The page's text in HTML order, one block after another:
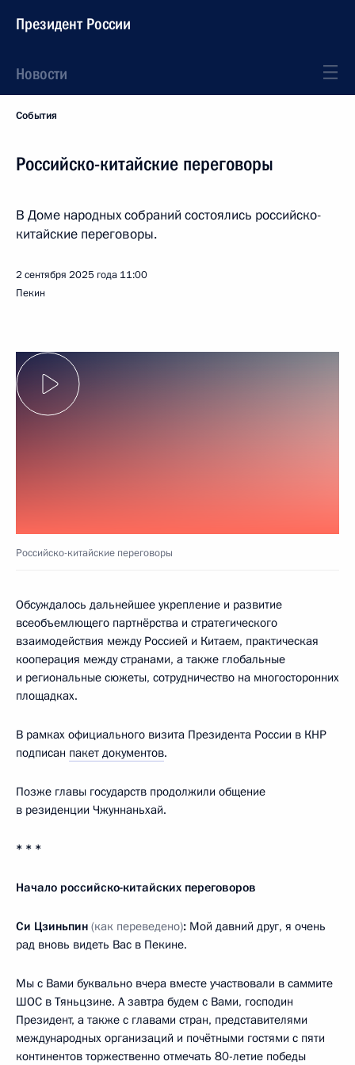
Президент России
Новости
События
Российско-китайские переговоры
В Доме народных собраний состоялись российско-
китайские переговоры.
2 сентября 2025 года 11:00
Пекин
Российско-китайские переговоры
Обсуждалось дальнейшее укрепление и развитие
всеобъемлющего партнёрства и стратегического
взаимодействия между Россией и Китаем, практическая
кооперация между странами, а также глобальные
и региональные сюжеты, сотрудничество на многосторонних
площадках.
В рамках официального визита Президента России в КНР
подписан пакет документов.
Позже главы государств продолжили общение
в резиденции Чжуннаньхай.
* * *
Начало российско-китайских переговоров
Си Цзиньпин (как переведено): Мой давний друг, я очень
рад вновь видеть Вас в Пекине.
Мы с Вами буквально вчера вместе участвовали в саммите
ШОС в Тяньцзине. А завтра будем с Вами, господин
Президент, а также с главами стран, представителями
международных организаций и почётными гостями с пяти
континентов торжественно отмечать 80-летие победы